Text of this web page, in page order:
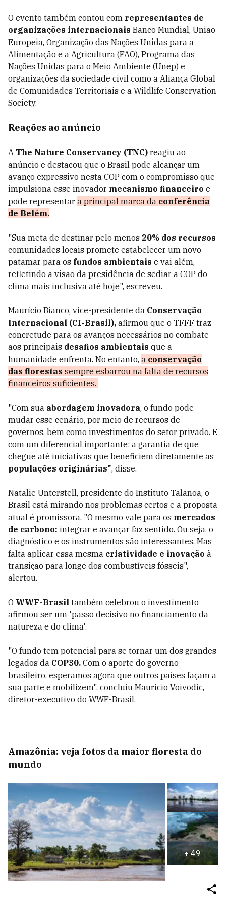
O evento também contou com representantes de
organizações internacionais Banco Mundial, União
Europeia, Organização das Nações Unidas para a
Alimentação e a Agricultura (FAO), Programa das
Nações Unidas para o Meio Ambiente (Unep) e
organizações da sociedade civil como a Aliança Global
de Comunidades Territoriais e a Wildlife Conservation
Society.
Reações ao anúncio
A The Nature Conservancy (TNC) reagiu ao
anúncio e destacou que o Brasil pode alcançar um
avanço expressivo nesta COP com o compromisso que
impulsiona esse inovador mecanismo financeiro e
pode representar a principal marca da conferência
de Belém.
"Sua meta de destinar pelo menos 20% dos recursos
comunidades locais promete estabelecer um novo
patamar para os fundos ambientais e vai além,
refletindo a visão da presidência de sediar a COP do
clima mais inclusiva até hoje", escreveu.
Maurício Bianco, vice-presidente da Conservação
Internacional (CI-Brasil), afirmou que o TFFF traz
concretude para os avanços necessários no combate
aos principais desafios ambientais que a
humanidade enfrenta. No entanto, a conservação
das florestas sempre esbarrou na falta de recursos
financeiros suficientes.
"Com sua abordagem inovadora, o fundo pode
mudar esse cenário, por meio de recursos de
governos, bem como investimentos do setor privado. E
com um diferencial importante: a garantia de que
chegue até iniciativas que beneficiem diretamente as
populações originárias", disse.
Natalie Unterstell, presidente do Instituto Talanoa, o
Brasil está mirando nos problemas certos e a proposta
atual é promissora. "O mesmo vale para os mercados
de carbono: integrar e avançar faz sentido. Ou seja, o
diagnóstico e os instrumentos são interessantes. Mas
falta aplicar essa mesma criatividade e inovação à
transição para longe dos combustíveis fósseis",
alertou.
O WWF-Brasil também celebrou o investimento
afirmou ser um 'passo decisivo no financiamento da
natureza e do clima'.
"O fundo tem potencial para se tornar um dos grandes
legados da COP30. Com o aporte do governo
brasileiro, esperamos agora que outros países façam a
sua parte e mobilizem", concluiu Mauricio Voivodic,
diretor-executivo do WWF-Brasil.
Amazônia: veja fotos da maior floresta do
mundo
+49